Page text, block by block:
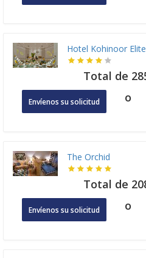
Hotel Kohinoor
Total de
Envíenos su solicitud o
The Orchid
Total de
Envíenos su solicitud o